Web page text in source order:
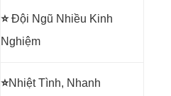
⭐Đội Ngũ Nhiều Kinh
Nghiệm
⭐Nhiệt Tình, Nhanh